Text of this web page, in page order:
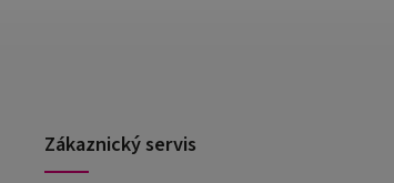
Zákaznický servis